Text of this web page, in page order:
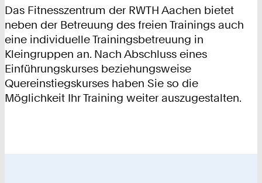
Das Fitnesszentrum der RWTH Aachen bietet
neben der Betreuung des freien Trainings auch
eine individuelle Trainingsbetreuung in
Kleingruppen an. Nach Abschluss eines
Einführungskurses beziehungsweise
Quereinstiegskurses haben Sie so die
Möglichkeit Ihr Training weiter auszugestalten.